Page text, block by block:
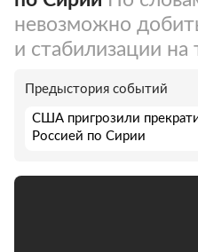
невозможно
и стабилизации на
Предыстория событий
США пригрозили
Россией по Сирии